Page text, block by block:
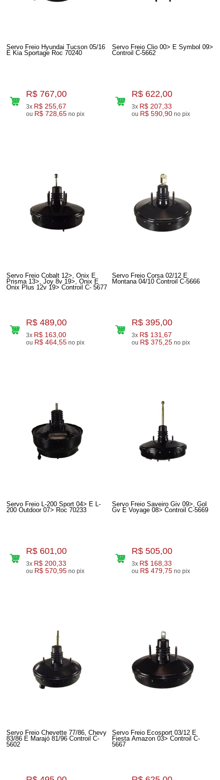
Servo Freio Hyundai Tucson 05/16
E Kia Sportage Roc 70240
R$ 767,00
3x R$ 255,67
ou R$ 728,65 no pix
Servo Freio Clio 00> E Symbol 09>
Controil C-5662
R$ 622,00
3x R$ 207,33
ou R$ 590,90 no pix
Servo Freio Cobalt 12>, Onix E
Prisma 13>, Joy 8v 19>, Onix E
Onix Plus 12v 19> Controil C- 5677
R$ 489,00
3x R$ 163,00
ou R$ 464,55 no pix
Servo Freio Corsa 02/12 E
Montana 04/10 Controil C-5666
R$ 395,00
3x R$ 131,67
ou R$ 375,25 no pix
Servo Freio L-200 Sport 04> E L-
200 Outdoor 07> Roc 70233
R$ 601,00
3x R$ 200,33
ou R$ 570,95 no pix
Servo Freio Saveiro Giv 09>, Gol
Gv E Voyage 08> Controil C-5669
R$ 505,00
3x R$ 168,33
ou R$ 479,75 no pix
Servo Freio Chevette 77/86, Chevy
83/86 E Marajó 81/96 Controil C-
5602
Servo Freio Ecosport 03/12 E
Fiesta Amazon 03> Controil C-
5667